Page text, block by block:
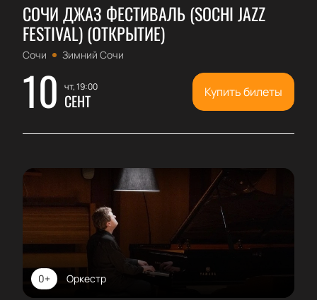
СОЧИ ДЖАЗ ФЕСТИВАЛЬ (SOCHI JAZZ
FESTIVAL) (ОТКРЫТИЕ)
Сочи Зимний Сочи
10 чт, 19:00
СЕНТ Купить билеты
Оркестр
0+